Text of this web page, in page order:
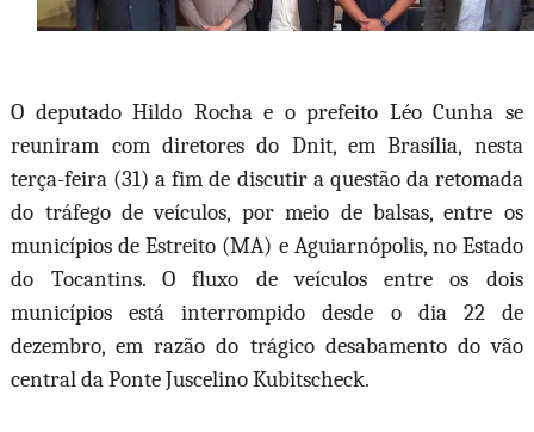
O deputado Hildo Rocha e o prefeito Léo Cunha se
reuniram com diretores do Dnit, em Brasília, nesta
terça-feira (31) a fim de discutir a questão da retomada
do tráfego de veículos, por meio de balsas, entre os
municípios de Estreito (MA) e Aguiarnópolis, no Estado
do Tocantins. O fluxo de veículos entre os dois
municípios está interrompido desde o dia 22 de
dezembro, em razão do trágico desabamento do vão
central da Ponte Juscelino Kubitscheck.